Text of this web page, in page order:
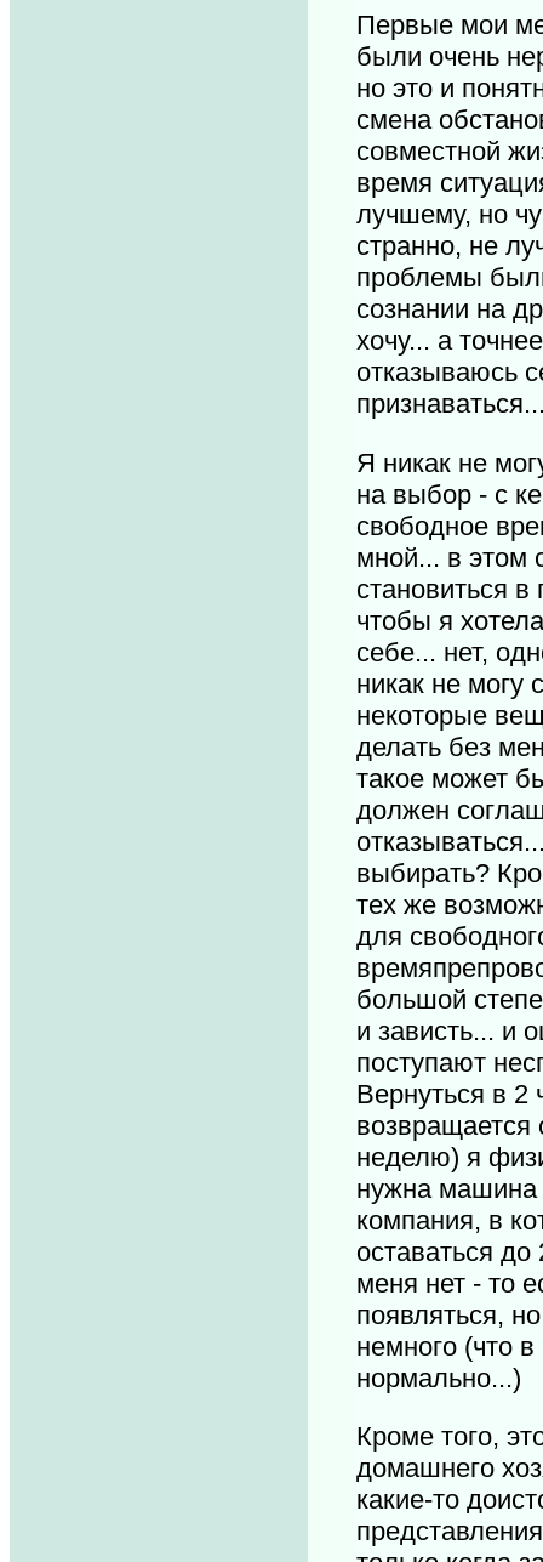
Первые мои
были очень
но это и
смена
совместной
время
лучшему, но
странно, не
проблемы
сознании на
хочу... а
отказываюсь
Я никак не
на выбор - с
свободное
мной... в этом
становиться в
чтобы я
себе... нет,
никак не могу
некоторые
делать без
такое может
должен
выбирать?
тех же
для
большой
и зависть... и
поступают
Вернуться в 2
возвращается
неделю) я
нужна машина
компания, в
оставаться до
меня нет - то
появляться,
немного (что
нормально...)
Кроме того,
домашнего
какие-то